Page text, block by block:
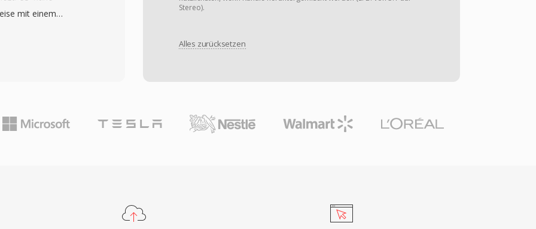
Stereo).
Alles zurücksetzen
die vorhersagbare
in
mit einem
von der Fraunhofer-
breite
praktisch allen